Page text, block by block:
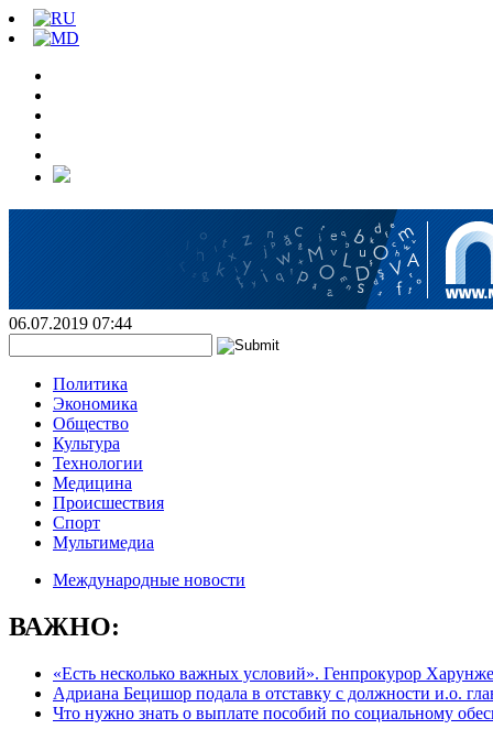
06.07.2019 07:44
Политика
Экономика
Общество
Культура
Технологии
Медицина
Происшествия
Спорт
Мультимедиа
Международные новости
ВАЖНО:
«Есть несколько важных условий». Генпрокурор
Адриана Бецишор подала в отставку с должности и.о.
Что нужно знать о выплате пособий по социальному